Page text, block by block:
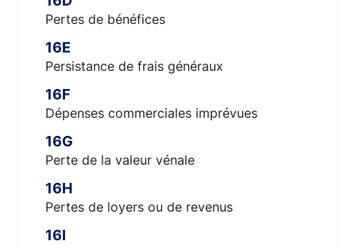
Pertes de bénéfices
16E
Persistance de frais généraux
16F
Dépenses commerciales imprévues
16G
Perte de la valeur vénale
16H
Pertes de loyers ou de revenus
16I